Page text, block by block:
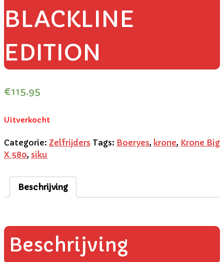
BLACKLINE
EDITION
€115.95
Uitverkocht
Categorie: Zelfrijders Tags: Boeryes, krone, Krone Big
X 580, siku
Beschrijving
Beschrijving